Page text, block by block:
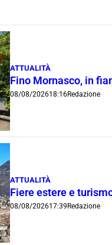
ATTUALITÀ
Fino Mornasco, in
08/08/202618:16Redazione
ATTUALITÀ
Fiere estere e
08/08/202617:39Redazione